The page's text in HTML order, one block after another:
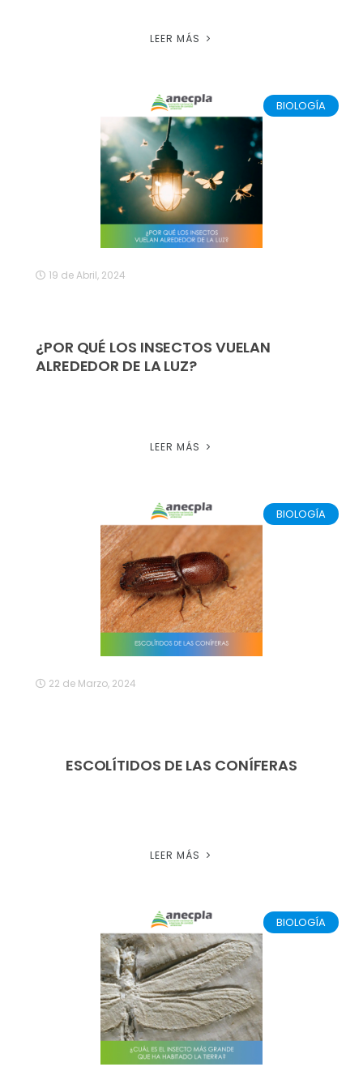
LEER MÁS
BIOLOGÍA
19 de Abril, 2024
¿POR QUÉ LOS INSECTOS VUELAN
ALREDEDOR DE LA LUZ?
LEER MÁS
BIOLOGÍA
22 de Marzo, 2024
ESCOLÍTIDOS DE LAS CONÍFERAS
LEER MÁS
BIOLOGÍA